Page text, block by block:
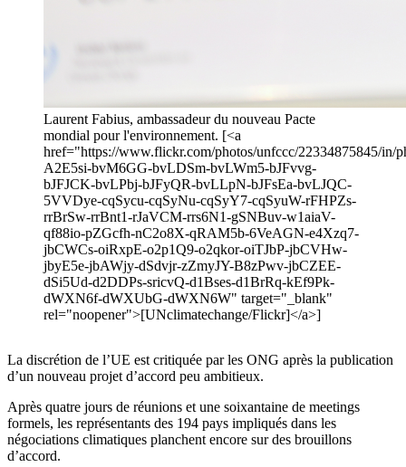
Laurent Fabius, ambassadeur du nouveau Pacte
mondial pour l'environnement. [<a
href="https://www.flickr.com/photos/unfccc/22334875845/in/
A2E5si-bvM6GG-bvLDSm-bvLWm5-bJFvvg-
bJFJCK-bvLPbj-bJFyQR-bvLLpN-bJFsEa-bvLJQC-
5VVDye-cqSycu-cqSyNu-cqSyY7-cqSyuW-rFHPZs-
rrBrSw-rrBnt1-rJaVCM-rrs6N1-gSNBuv-w1aiaV-
qf88io-pZGcfh-nC2o8X-qRAM5b-6VeAGN-e4Xzq7-
jbCWCs-oiRxpE-o2p1Q9-o2qkor-oiTJbP-jbCVHw-
jbyE5e-jbAWjy-dSdvjr-zZmyJY-B8zPwv-jbCZEE-
dSi5Ud-d2DDPs-sricvQ-d1Bses-d1BrRq-kEf9Pk-
dWXN6f-dWXUbG-dWXN6W" target="_blank"
rel="noopener">[UNclimatechange/Flickr]</a>]
La discrétion de l’UE est critiquée par les ONG après la publication
d’un nouveau projet d’accord peu ambitieux.
Après quatre jours de réunions et une soixantaine de meetings
formels, les représentants des 194 pays impliqués dans les
négociations climatiques planchent encore sur des brouillons
d’accord.